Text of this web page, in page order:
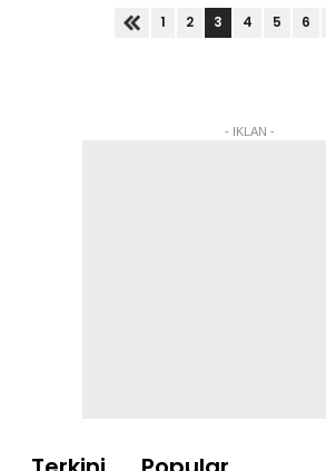
sukan terlibat sememangnya...
1 2 3 4 5 6
- IKLAN -